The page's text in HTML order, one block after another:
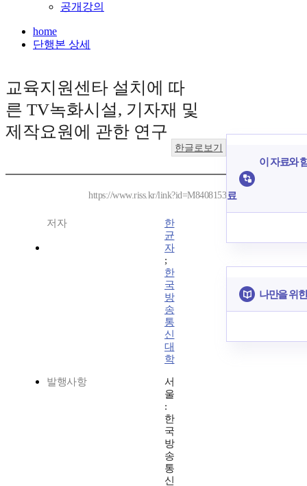
공개강의
home
단행본 상세
교육지원센타 설치에 따
른 TV녹화시설, 기자재 및
제작요원에 관한 연구
한글로보기
https://www.riss.kr/link?id=M8408153
저자
한
균
자
;
한
국
방
송
통
신
대
학
발행사항
서
울
:
한
국
방
송
통
신
이 자료와
료
나만을 위